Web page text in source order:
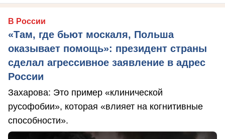
В России
«Там, где бьют москаля, Польша
оказывает помощь»: президент страны
сделал агрессивное заявление в адрес
России
Захарова: Это пример «клинической
русофобии», которая «влияет на когнитивные
способности».